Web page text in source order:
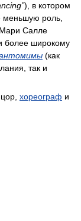
), в котором
меньшую роль,
Мари Салле
более широкому
(как
так и
хореограф и